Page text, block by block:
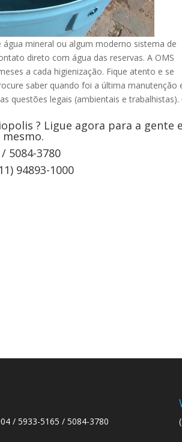
água mineral ou algum moderno sistema de
direto com água das reservas. A OMS
a cada higienização. Fique atento e se
saber quando foi a última manutenção
questões legais (ambientais e trabalhistas).
? Ligue agora para a gente e
5084-3780
94893-1000
/ 5933-5165 / 5084-3780